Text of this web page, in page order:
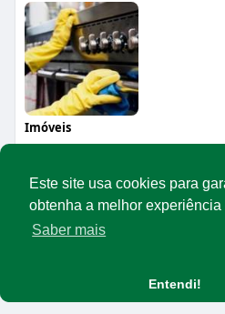
Este site usa cookies para
obtenha a melhor experiência
Saber mais
Entendi!
Imóveis
© 2026 Rede
Início
Sobre